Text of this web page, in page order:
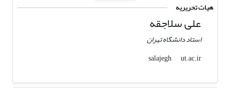
هیات تحریریه
علی سلاجقه
استاد دانشگاه تهران
salajegh
ut.ac.ir